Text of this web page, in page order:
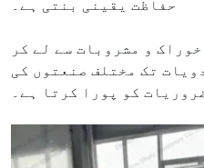
حفاظت یقینی بنتی ہے۔
و مشروبات سے لے کر
تک مختلف صنعتوں کی
کو پورا کرتا ہے۔